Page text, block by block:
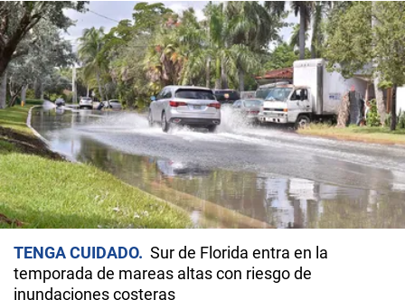
TENGA CUIDADO
Sur de Florida entra en la
temporada de mareas altas con riesgo de
inundaciones costeras